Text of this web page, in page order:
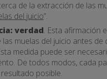
de la extracción de las
del juicio”.
verdad. Esta afirmación
muelas del juicio antes de
medida puede ser
De todos modos, cada
posible.